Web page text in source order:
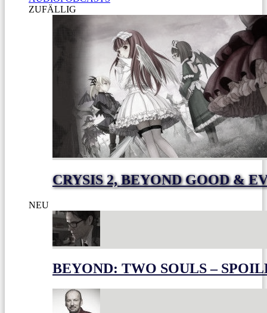
ZUFÄLLIG
CRYSIS 2, BEYOND GOOD &
NEU
BEYOND: TWO SOULS –